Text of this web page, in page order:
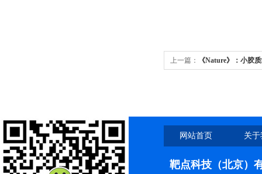
上一篇： 《Nature》：小胶
网站首页 关
靶点科技（北京）